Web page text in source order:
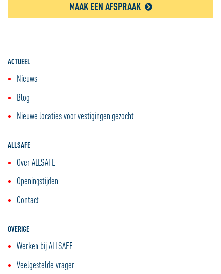
MAAK EEN AFSPRAAK
ACTUEEL
Nieuws
Blog
Nieuwe locaties voor vestigingen gezocht
ALLSAFE
Over ALLSAFE
Openingstijden
Contact
OVERIGE
Werken bij ALLSAFE
Veelgestelde vragen